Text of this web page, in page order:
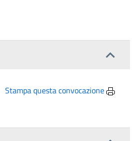
Stampa questa convocazione